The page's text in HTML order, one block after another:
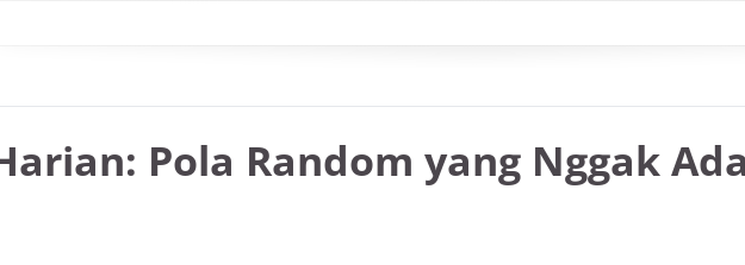
Pola Random yang Nggak Ada